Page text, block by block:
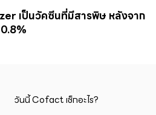
เป็นวัคซีนที่มีสารพิษ หลังจาก
วันนี้ Cofact เช็กอะไร?